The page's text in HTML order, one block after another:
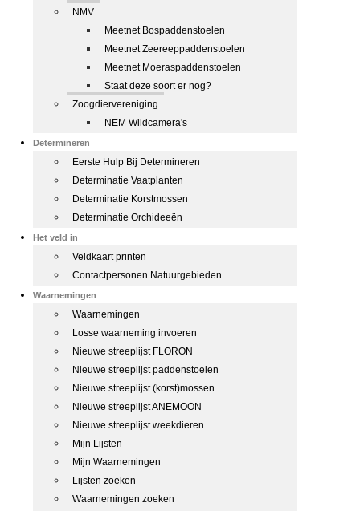
NMV
Meetnet Bospaddenstoelen
Meetnet Zeereeppaddenstoelen
Meetnet Moeraspaddenstoelen
Staat deze soort er nog?
Zoogdiervereniging
NEM Wildcamera's
Determineren
Eerste Hulp Bij Determineren
Determinatie Vaatplanten
Determinatie Korstmossen
Determinatie Orchideeën
Het veld in
Veldkaart printen
Contactpersonen Natuurgebieden
Waarnemingen
Waarnemingen
Losse waarneming invoeren
Nieuwe streeplijst FLORON
Nieuwe streeplijst paddenstoelen
Nieuwe streeplijst (korst)mossen
Nieuwe streeplijst ANEMOON
Nieuwe streeplijst weekdieren
Mijn Lijsten
Mijn Waarnemingen
Lijsten zoeken
Waarnemingen zoeken